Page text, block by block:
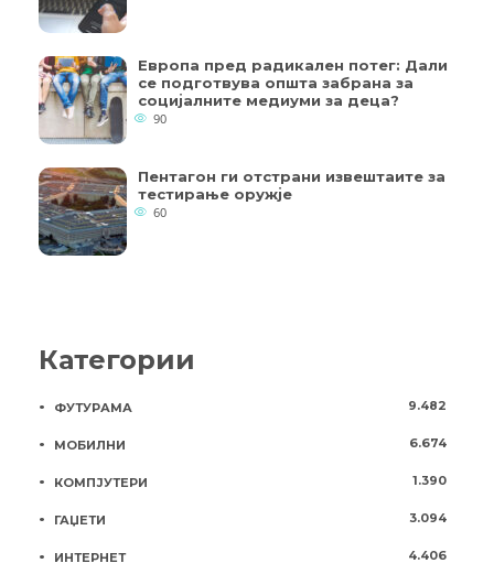
Европа пред радикален потег: Дали
се подготвува општа забрана за
социјалните медиуми за деца?
90
Пентагон ги отстрани извештаите за
тестирање оружје
60
Категории
ФУТУРАМА 9.482
МОБИЛНИ 6.674
КОМПЈУТЕРИ 1.390
ГАЏЕТИ 3.094
ИНТЕРНЕТ 4.406